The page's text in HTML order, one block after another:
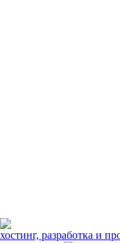
хостинг, разработка и